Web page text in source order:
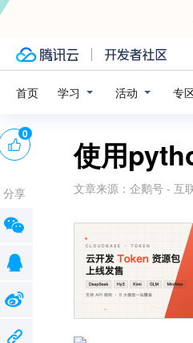
首页 学习 活动 专
使用
文章来源： 企鹅号 - 互
0
分享